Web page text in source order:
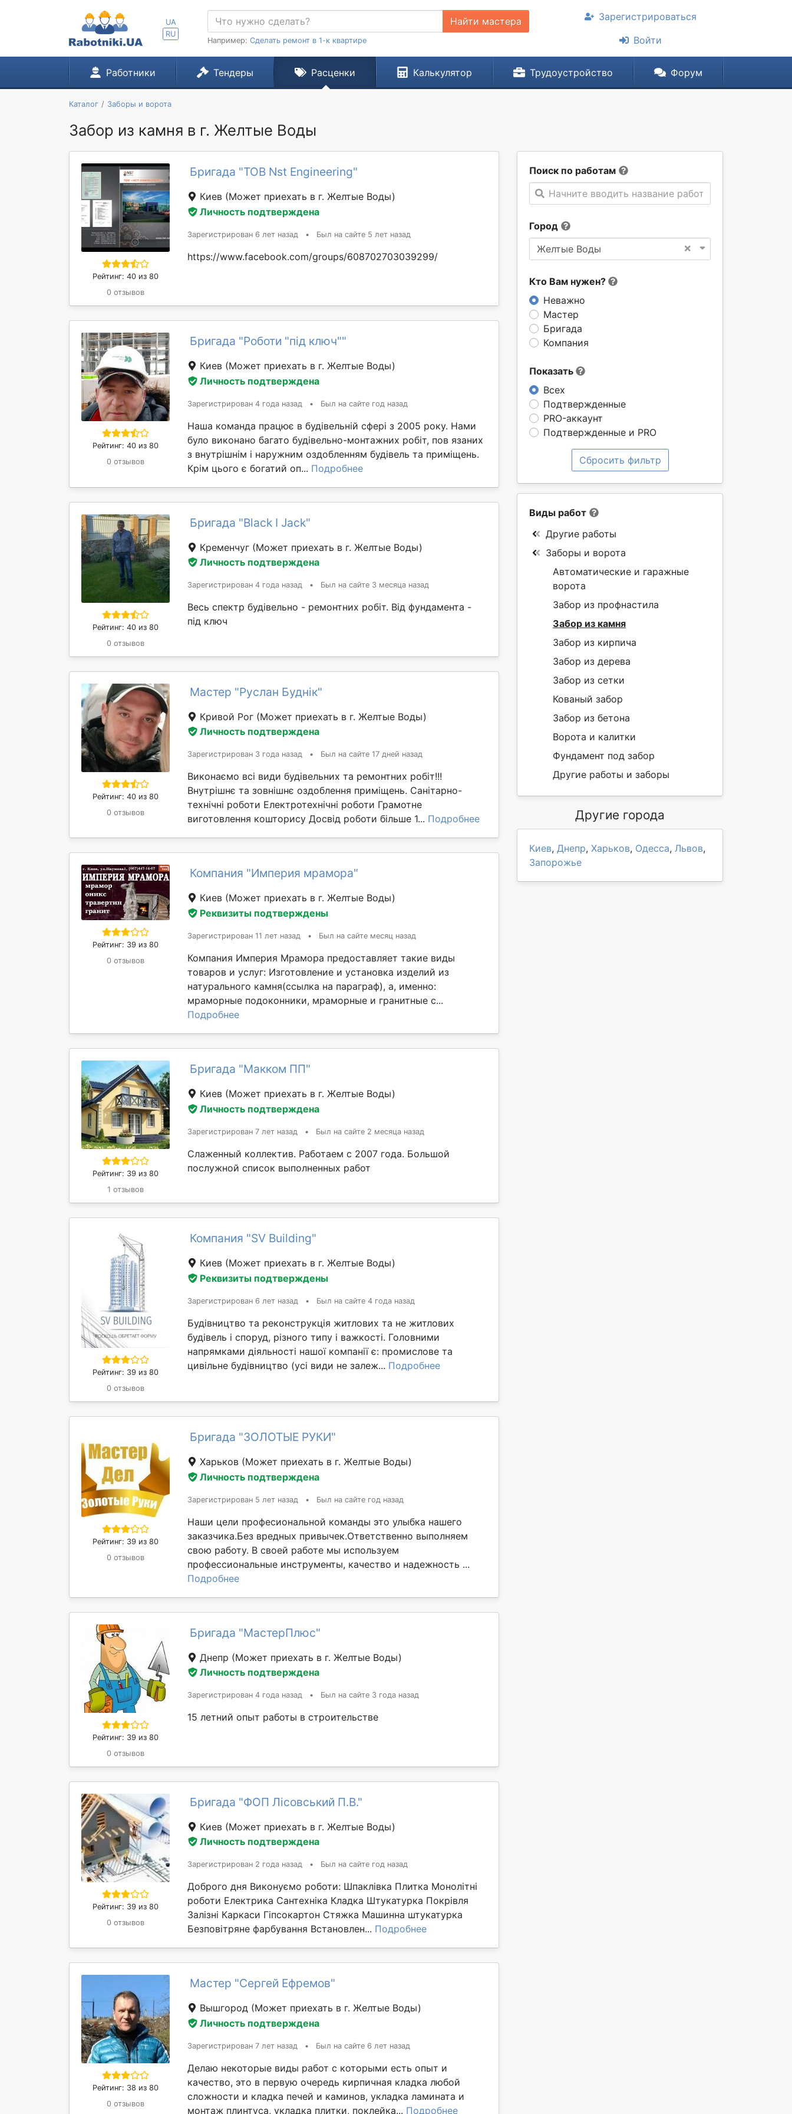
UA
RU
Найти мастера
Например: Сделать ремонт в 1-к квартире
Зарегистрироваться
Войти
Работники Тендеры Расценки Калькулятор Трудоустройство Форум
Каталог Заборы и ворота
Забор из камня в г. Желтые Воды
Поиск по работам
Начните вводить название работы
Город
×
Желтые Воды
Кто Вам нужен?
Неважно
Мастер
Бригада
Компания
Показать
Всех
Подтвержденные
PRO-аккаунт
Подтвержденные и PRO
Сбросить фильтр
Рейтинг: 40 из 80
0 отзывов
Бригада "ТОВ Nst Engineering"
Киев (Может приехать в г. Желтые Воды)
Личность подтверждена
Зарегистрирован 6 лет назад • Был на сайте 5 лет назад
https://www.facebook.com/groups/608702703039299/
Рейтинг: 40 из 80
0 отзывов
Бригада "Роботи "під ключ""
Киев (Может приехать в г. Желтые Воды)
Личность подтверждена
Зарегистрирован 4 года назад • Был на сайте год назад
Наша команда працює в будівельній сфері з 2005 року. Нами
було виконано багато будівельно-монтажних робіт, пов язаних
з внутрішнім і наружним оздобленням будівель та приміщень.
Крім цього є богатий оп... Подробнее
Рейтинг: 40 из 80
0 отзывов
Бригада "Black I Jack"
Кременчуг (Может приехать в г. Желтые Воды)
Личность подтверждена
Зарегистрирован 4 года назад • Был на сайте 3 месяца назад
Весь спектр будівельно - ремонтних робіт. Від фундамента -
під ключ
Рейтинг: 40 из 80
0 отзывов
Мастер "Руслан Буднік"
Кривой Рог (Может приехать в г. Желтые Воды)
Личность подтверждена
Зарегистрирован 3 года назад • Был на сайте 17 дней назад
Виконаємо всі види будівельних та ремонтних робіт!!!
Внутрішнє та зовнішнє оздоблення приміщень. Санітарно-
технічні роботи Електротехнічні роботи Грамотне
виготовлення кошторису Досвід роботи більше 1... Подробнее
Рейтинг: 39 из 80
0 отзывов
Компания "Империя мрамора"
Киев (Может приехать в г. Желтые Воды)
Реквизиты подтверждены
Зарегистрирован 11 лет назад • Был на сайте месяц назад
Компания Империя Мрамора предоставляет такие виды
товаров и услуг: Изготовление и установка изделий из
натурального камня(ссылка на параграф), а, именно:
мраморные подоконники, мраморные и гранитные с...
Подробнее
Рейтинг: 39 из 80
1 отзывов
Бригада "Макком ПП"
Киев (Может приехать в г. Желтые Воды)
Личность подтверждена
Зарегистрирован 7 лет назад • Был на сайте 2 месяца назад
Слаженный коллектив. Работаем с 2007 года. Большой
послужной список выполненных работ
Рейтинг: 39 из 80
0 отзывов
Компания "SV Building"
Киев (Может приехать в г. Желтые Воды)
Реквизиты подтверждены
Зарегистрирован 6 лет назад • Был на сайте 4 года назад
Будівництво та реконструкція житлових та не житлових
будівель і споруд, різного типу і важкості. Головними
напрямками діяльності нашої компанії є: промислове та
цивільне будівництво (усі види не залеж... Подробнее
Рейтинг: 39 из 80
0 отзывов
Бригада "ЗОЛОТЫЕ РУКИ"
Харьков (Может приехать в г. Желтые Воды)
Личность подтверждена
Зарегистрирован 5 лет назад • Был на сайте год назад
Наши цели професиональной команды это улыбка нашего
заказчика.Без вредных привычек.Ответственно выполняем
свою работу. В своей работе мы используем
профессиональные инструменты, качество и надежность ...
Подробнее
Рейтинг: 39 из 80
0 отзывов
Бригада "МастерПлюс"
Днепр (Может приехать в г. Желтые Воды)
Личность подтверждена
Зарегистрирован 4 года назад • Был на сайте 3 года назад
15 летний опыт работы в строительстве
Рейтинг: 39 из 80
0 отзывов
Бригада "ФОП Лісовський П.В."
Киев (Может приехать в г. Желтые Воды)
Личность подтверждена
Зарегистрирован 2 года назад • Был на сайте год назад
Доброго дня Виконуємо роботи: Шпаклівка Плитка Монолітні
роботи Електрика Сантехніка Кладка Штукатурка Покрівля
Залізні Каркаси Гіпсокартон Стяжка Машинна штукатурка
Безповітряне фарбування Встановлен... Подробнее
Рейтинг: 38 из 80
0 отзывов
Мастер "Сергей Ефремов"
Вышгород (Может приехать в г. Желтые Воды)
Личность подтверждена
Зарегистрирован 7 лет назад • Был на сайте 6 лет назад
Делаю некоторые виды работ с которыми есть опыт и
качество, это в первую очередь кирпичная кладка любой
сложности и кладка печей и каминов, укладка ламината и
монтаж плинтуса, укладка плитки, поклейка... Подробнее
Виды работ
Другие работы
Заборы и ворота
Автоматические и гаражные
ворота
Забор из профнастила
Забор из камня
Забор из кирпича
Забор из дерева
Забор из сетки
Кованый забор
Забор из бетона
Ворота и калитки
Фундамент под забор
Другие работы и заборы
Другие города
Киев, Днепр, Харьков, Одесса, Львов,
Запорожье